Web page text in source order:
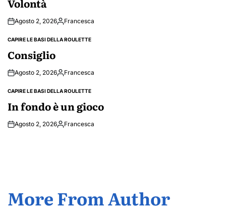
Agosto 2, 2026PostedFrancesca
POSTED
CAPIRE LE BASI DELLA ROULETTE
Consiglio
Agosto 2, 2026PostedFrancesca
POSTED
CAPIRE LE BASI DELLA ROULETTE
In fondo è un gioco
Agosto 2, 2026PostedFrancesca
More From Author